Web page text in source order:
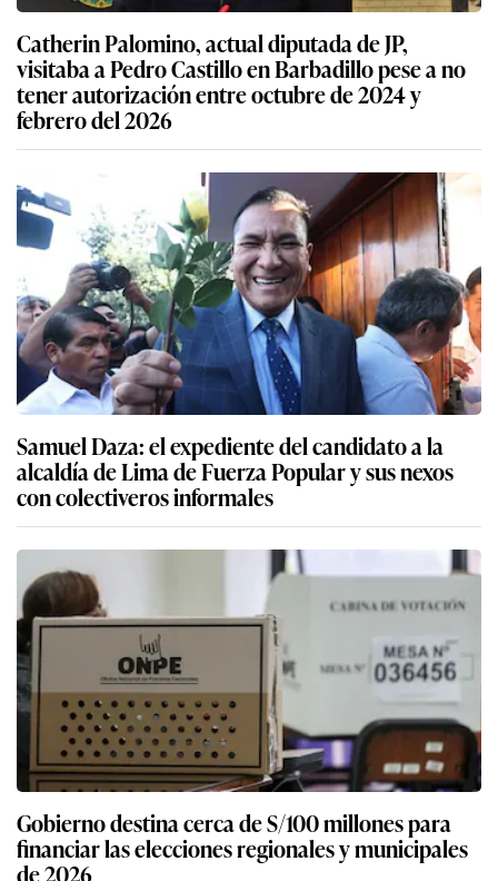
Catherin Palomino, actual diputada de JP,
visitaba a Pedro Castillo en Barbadillo pese a no
tener autorización entre octubre de 2024 y
febrero del 2026
Samuel Daza: el expediente del candidato a la
alcaldía de Lima de Fuerza Popular y sus nexos
con colectiveros informales
Gobierno destina cerca de S/100 millones para
financiar las elecciones regionales y municipales
de 2026